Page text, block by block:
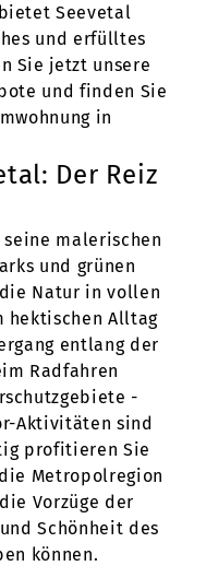
Seevetal
und erfülltes
Sie jetzt unsere
und finden Sie
in
Der Reiz
malerischen
und grünen
Natur in vollen
hektischen Alltag
entlang der
Radfahren
-
Aktivitäten sind
profitieren Sie
Metropolregion
Vorzüge der
Schönheit des
können.